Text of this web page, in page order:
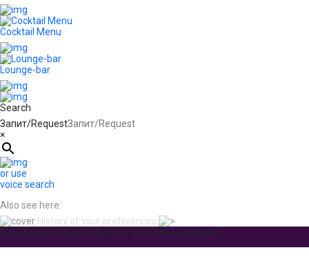
Cocktail Menu
Lounge-bar
Search
Запит/Request
×
or use
voice search
Also see here:
History of your preferences
© 2002-2024 «Club Split Lviv». Всі права захищені